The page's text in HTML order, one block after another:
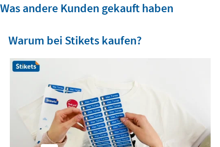
Was andere Kunden gekauft haben
Warum bei Stikets kaufen?